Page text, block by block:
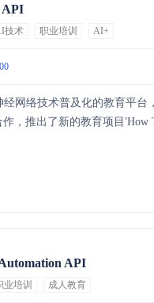
API
技术 职业培训 AI+
经网络技术普及化的教育平
，推出了新的教育项目
API
业培训 成人教育